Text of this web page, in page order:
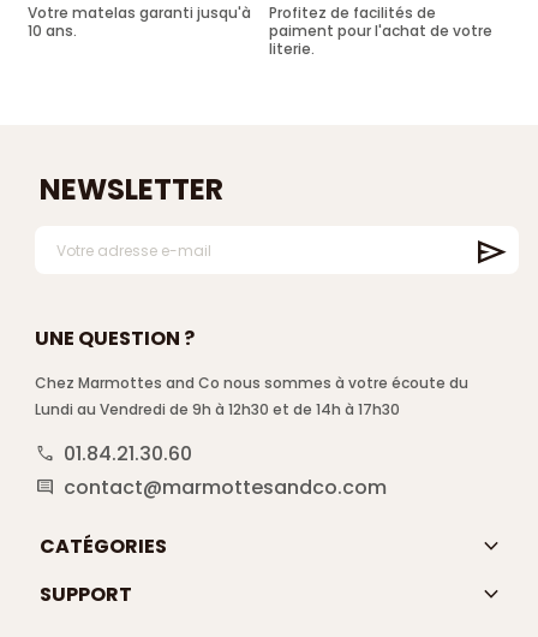
Votre matelas garanti jusqu'à
10 ans.
Profitez de facilités de
paiment pour l'achat de votre
literie.
NEWSLETTER
UNE QUESTION ?
Chez Marmottes and Co nous sommes à votre écoute du
Lundi au Vendredi de 9h à 12h30 et de 14h à 17h30
call 01.84.21.30.60
comment contact@marmottesandco.com
CATÉGORIES keyboard_arrow_down
SUPPORT keyboard_arrow_down